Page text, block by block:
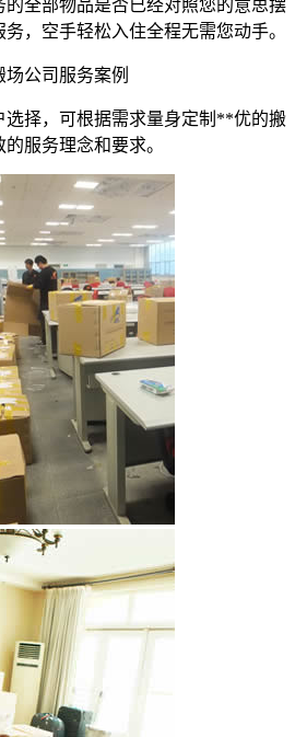
全部物品是否已经对照您的意思摆
，空手轻松入住全程无需您动手。
场公司服务案例
选择，可根据需求量身定制**优的搬
服务理念和要求。